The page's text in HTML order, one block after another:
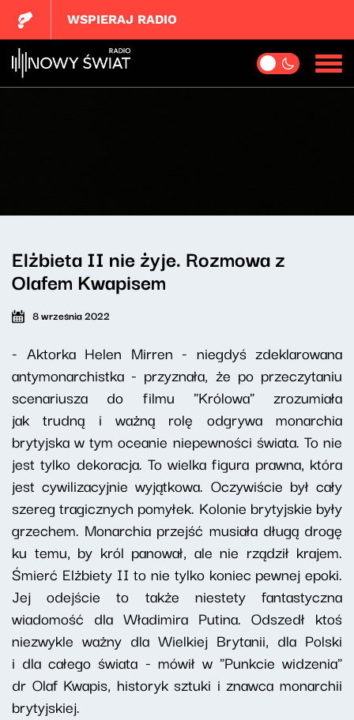
WSPIERAJ RADIO
Elżbieta II nie żyje. Rozmowa z
Olafem Kwapisem
8 września 2022
- Aktorka Helen Mirren - niegdyś zdeklarowana
antymonarchistka - przyznała, że po przeczytaniu
scenariusza do filmu "Królowa" zrozumiała
jak trudną i ważną rolę odgrywa monarchia
brytyjska w tym oceanie niepewności świata. To nie
jest tylko dekoracja. To wielka figura prawna, która
jest cywilizacyjnie wyjątkowa. Oczywiście był cały
szereg tragicznych pomyłek. Kolonie brytyjskie były
grzechem. Monarchia przejść musiała długą drogę
ku temu, by król panował, ale nie rządził krajem.
Śmierć Elżbiety II to nie tylko koniec pewnej epoki.
Jej odejście to także niestety fantastyczna
wiadomość dla Władimira Putina. Odszedł ktoś
niezwykle ważny dla Wielkiej Brytanii, dla Polski
i dla całego świata - mówił w "Punkcie widzenia"
dr Olaf Kwapis, historyk sztuki i znawca monarchii
brytyjskiej.